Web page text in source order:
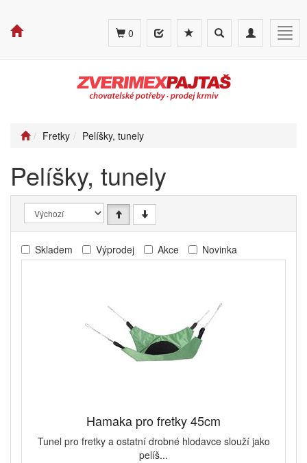
Toggle
navigation
Toggle
search
0
Fretky Pelíšky, tunely
Pelíšky, tunely
Skladem Výprodej Akce Novinka
Hamaka pro fretky 45cm
Tunel pro fretky a ostatní drobné hlodavce slouží jako
pelíš...